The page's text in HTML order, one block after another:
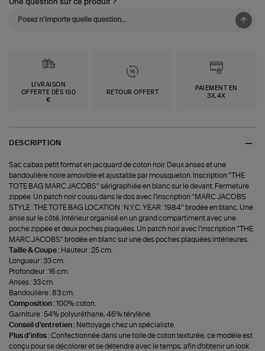
Une question sur ce produit ?
LIVRAISON
OFFERTE DÈS 150
€
RETOUR OFFERT
PAIEMENT EN
3X,4X
DESCRIPTION
Sac cabas petit format en jacquard de coton noir. Deux anses et une
bandoulière noire amovible et ajustable par mousqueton. Inscription "THE
TOTE BAG MARC JACOBS" sérigraphiée en blanc sur le devant. Fermeture
zippée. Un patch noir cousu dans le dos avec l'inscription "MARC JACOBS
STYLE : THE TOTE BAG LOCATION : N.Y.C. YEAR : 1984" brodée en blanc. Une
anse sur le côté. Intérieur organisé en un grand compartiment avec une
poche zippée et deux poches plaquées. Un patch noir avec l'inscription "THE
MARC JACOBS" brodée en blanc sur une des poches plaquées intérieures.
Taille & Coupe : Hauteur : 25 cm.
Longueur : 33 cm.
Profondeur : 16 cm.
Anses : 33 cm.
Bandoulière : 83 cm.
Composition :100% coton.
Garniture : 54% polyuréthane, 46% térylène.
Conseil d'entretien : Nettoyage chez un spécialiste.
Plus d'infos :Confectionnée dans une toile de coton texturée, ce modèle est
conçu pour se décolorer et se détendre avec le temps, afin d'obtenir un look